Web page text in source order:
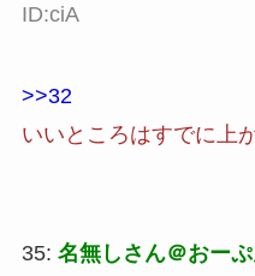
ID:ciA
>>32
いいところはすでに上
35: 名無しさん＠おー